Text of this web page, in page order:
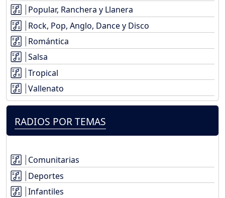
Popular, Ranchera y Llanera
Rock, Pop, Anglo, Dance y Disco
Romántica
Salsa
Tropical
Vallenato
RADIOS POR TEMAS
Comunitarias
Deportes
Infantiles